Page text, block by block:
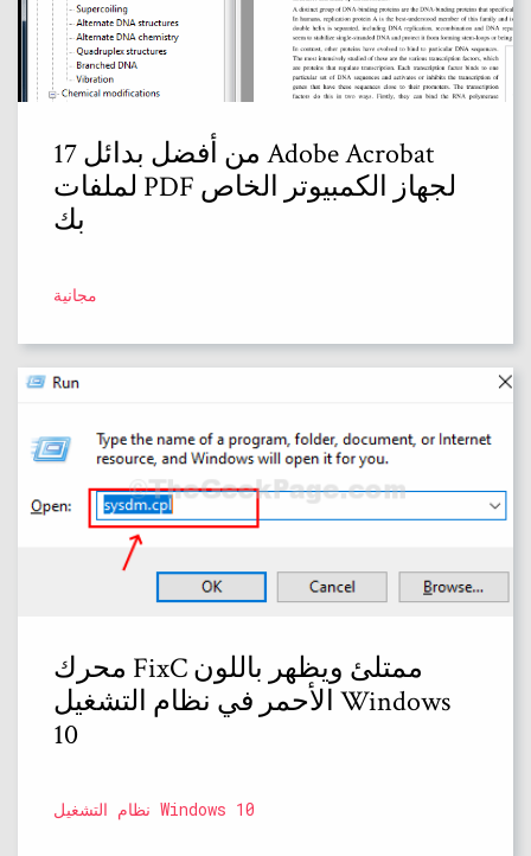
17 من أفضل بدائل Adobe Acrobat
لملفات PDF لجهاز الكمبيوتر الخاص
بك
مجانية
محرك FixC ممتلئ ويظهر باللون
الأحمر في نظام التشغيل Windows
10
نظام التشغيل Windows 10